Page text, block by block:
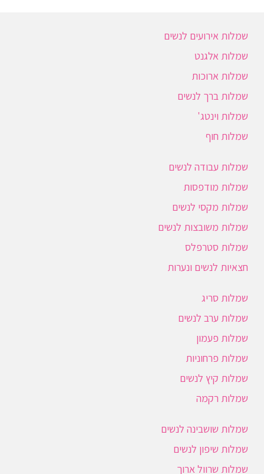
שמלות אירועים לנשים
שמלות אלגנט
שמלות ארוכות
שמלות ברך לנשים
שמלות וינטג'
שמלות חוף
שמלות עבודה לנשים
שמלות מודפסות
שמלות מקסי לנשים
שמלות משובצות לנשים
שמלות סטרפלס
חצאיות לנשים ונערות
שמלות סריג
שמלות ערב לנשים
שמלות פעמון
שמלות פרחוניות
שמלות קיץ לנשים
שמלות רקמה
שמלות שושבינה לנשים
שמלות שיפון לנשים
שמלות שרוול ארוך